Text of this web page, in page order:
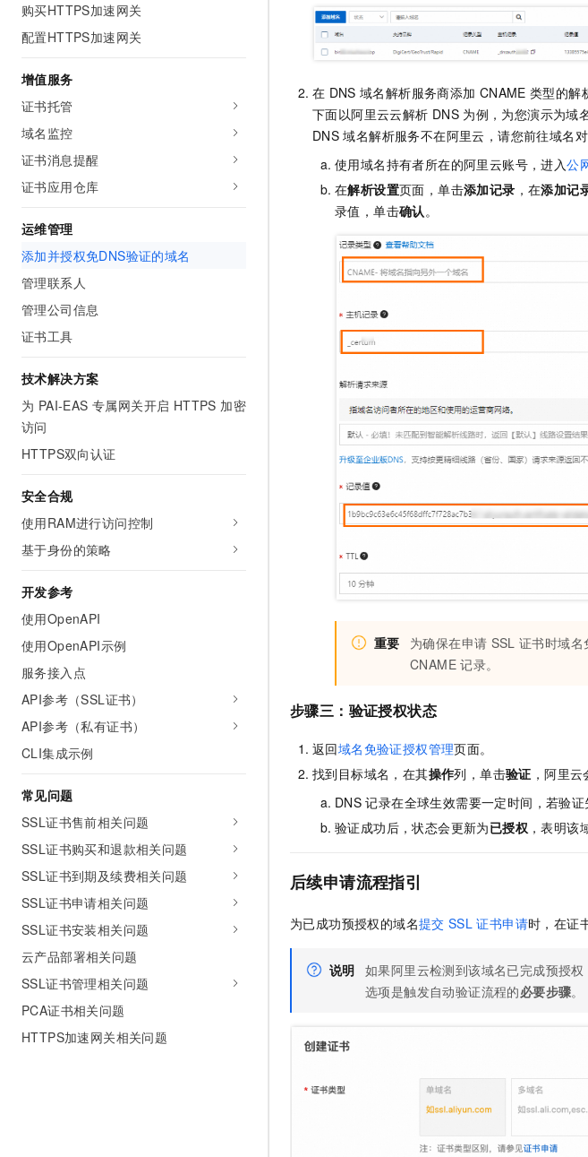
购买HTTPS加速网关
配置HTTPS加速网关
增值服务
证书托管
域名监控
证书消息提醒
证书应用仓库
运维管理
添加并授权免DNS验证的域名
管理联系人
管理公司信息
证书工具
技术解决方案
为 PAI-EAS 专属网关开启 HTTPS 加密
访问
HTTPS双向认证
安全合规
使用RAM进行访问控制
基于身份的策略
开发参考
使用OpenAPI
使用OpenAPI示例
服务接入点
API参考（SSL证书）
API参考（私有证书）
CLI集成示例
常见问题
SSL证书售前相关问题
SSL证书购买和退款相关问题
SSL证书到期及续费相关问题
SSL证书申请相关问题
SSL证书安装相关问题
云产品部署相关问题
SSL证书管理相关问题
PCA证书相关问题
HTTPS加速网关相关问题
在 DNS 域名解析服务商添加 CNAME 类型的解
下面以阿里云云解析 DNS 为例，为您演示为域
DNS 域名解析服务不在阿里云，请您前往域名
使用域名持有者所在的阿里云账号，进入公
在解析设置页面，单击添加记录 ，在添加记
录值，单击确认。
重要 为确保在申请 SSL 证书时域名
CNAME 记录。
步骤三： 验证授权状态
返回域名免验证授权管理页面。
找到目标域名，在其操作列，单击验证 ，阿里
DNS 记录在全球生效需要一定时间，若验证
验证成功后，状态会更新为已授权 ，表明该
后续申请流程指引
为已成功预授权的域名提交 SSL 证书申请时，在证
说明 如果阿里云检测到该域名已完成预授权
选项是触发自动验证流程的必要步骤。